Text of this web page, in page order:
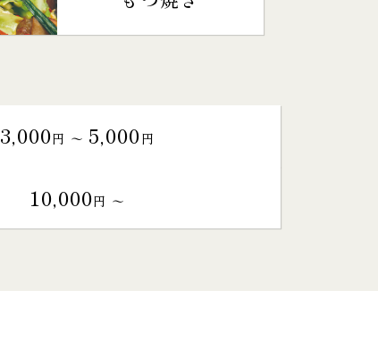
3,000円 〜 5,000円
10,000円 〜